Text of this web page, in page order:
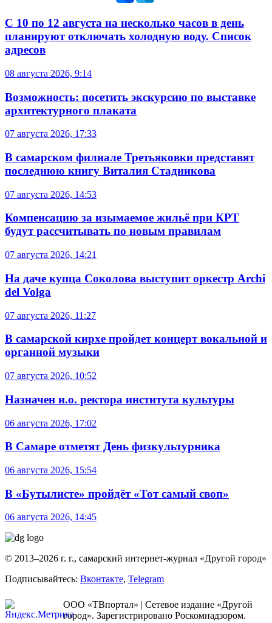
С 10 по 12 августа на несколько часов в день
планируют отключать холодную воду. Список
адресов
08 августа 2026, 9:14
Возможность: посетить экскурсию по выставке
архитектурного плаката
07 августа 2026, 17:33
В самарском филиале Третьяковки представят
последнюю книгу Виталия Стадникова
07 августа 2026, 14:53
Компенсацию за изымаемое жильё при КРТ
будут рассчитывать по новым правилам
07 августа 2026, 14:21
На даче купца Соколова выступит оркестр Archi
del Volga
07 августа 2026, 11:27
В самарской кирхе пройдет концерт вокальной и
органной музыки
07 августа 2026, 10:52
Назначен и.о. ректора института культуры
06 августа 2026, 17:02
В Самаре отметят День физкультурника
06 августа 2026, 15:54
В «Бутылисте» пройдёт «Тот самый своп»
06 августа 2026, 14:45
© 2013–2026 г. г., самарский интернет-журнал «Другой город»
Подписывайтесь: Вконтакте, Telegram
ООО «ТВпортал» | Сетевое издание «Другой
город». Зарегистрировано Роскомнадзором.